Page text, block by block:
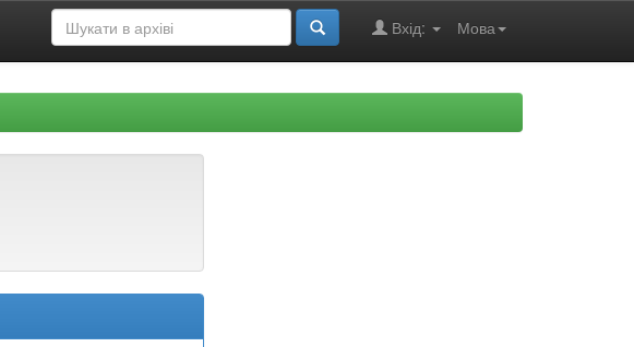
Мова
Вхід: